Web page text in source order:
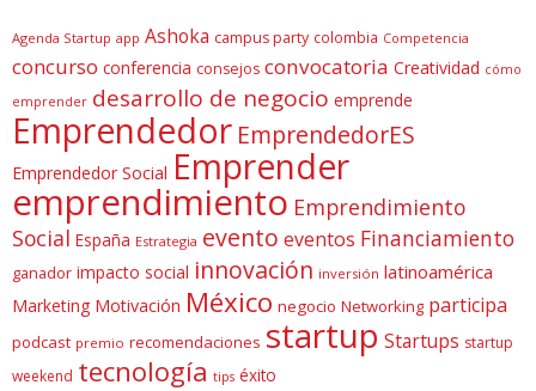
Agenda Startup app Ashoka campus party colombia Competencia
concurso conferencia consejos convocatoria Creatividad cómo
emprender desarrollo de negocio emprende
Emprendedor EmprendedorES
Emprendedor Social Emprender
emprendimiento Emprendimiento
Social España Estrategia evento eventos Financiamiento
ganador impacto social innovación inversión latinoamérica
Marketing Motivación México negocio Networking participa
podcast premio recomendaciones startup Startups startup
weekend tecnología tips éxito